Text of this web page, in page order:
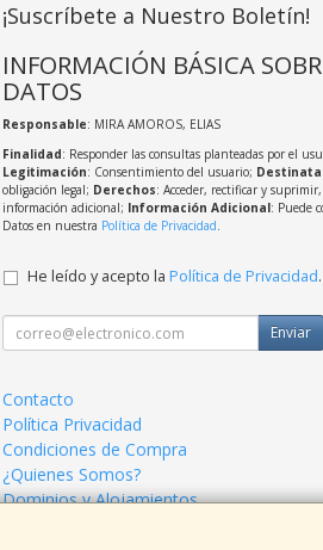
¡Suscríbete a Nuestro Boletín!
INFORMACIÓN BÁSICA
DATOS
Responsable: MIRA AMOROS, ELIAS
Finalidad: Responder las consultas planteadas por el
Legitimación: Consentimiento del usuario;
obligación legal; Derechos: Acceder, rectificar y
información adicional; Información Adicional: Puede
Datos en nuestra Política de Privacidad.
He leído y acepto la Política de Privacidad.
Enviar
Contacto
Política Privacidad
Condiciones de Compra
¿Quienes Somos?
Dominios y Alojamientos